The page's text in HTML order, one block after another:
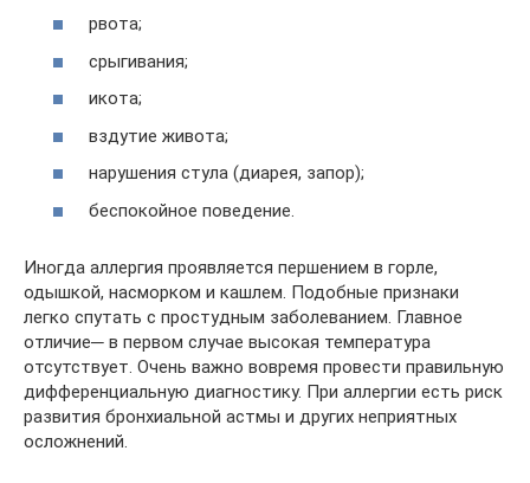
рвота;
срыгивания;
икота;
вздутие живота;
нарушения стула (диарея, запор);
беспокойное поведение.
Иногда аллергия проявляется першением в горле,
одышкой, насморком и кашлем. Подобные признаки
легко спутать с простудным заболеванием. Главное
отличие─ в первом случае высокая температура
отсутствует. Очень важно вовремя провести правильную
дифференциальную диагностику. При аллергии есть риск
развития бронхиальной астмы и других неприятных
осложнений.